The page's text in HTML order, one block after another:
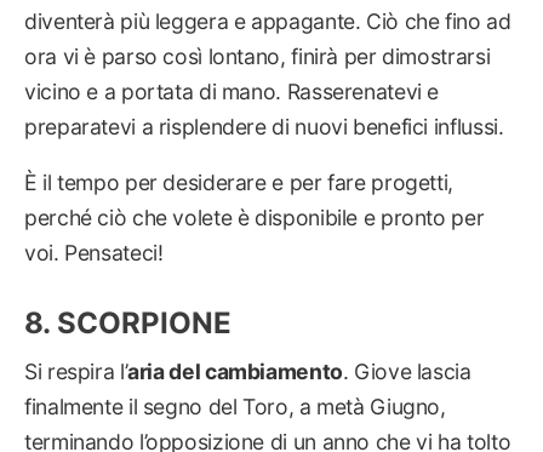
diventerà più leggera e appagante. Ciò che fino ad
ora vi è parso così lontano, finirà per dimostrarsi
vicino e a portata di mano. Rasserenatevi e
preparatevi a risplendere di nuovi benefici influssi.
È il tempo per desiderare e per fare progetti,
perché ciò che volete è disponibile e pronto per
voi. Pensateci!
SCORPIONE
Si respira l’aria del cambiamento. Giove lascia
finalmente il segno del Toro, a metà Giugno,
terminando l’opposizione di un anno che vi ha tolto